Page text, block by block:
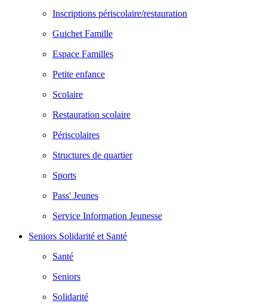
Inscriptions périscolaire/restauration
Guichet Famille
Espace Familles
Petite enfance
Scolaire
Restauration scolaire
Périscolaires
Structures de quartier
Sports
Pass' Jeunes
Service Information Jeunesse
Seniors Solidarité et Santé
Santé
Seniors
Solidarité